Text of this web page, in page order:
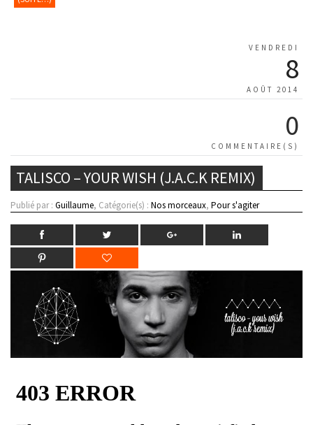
VENDREDI
8
AOÛT 2014
0
COMMENTAIRE(S)
TALISCO – YOUR WISH (J.A.C.K REMIX)
Publié par : Guillaume, Catégorie(s) : Nos morceaux, Pour s'agiter